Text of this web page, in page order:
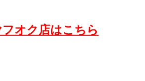
フオク店はこちら